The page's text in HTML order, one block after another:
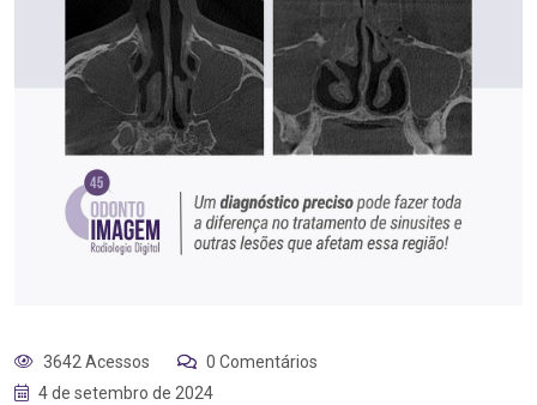
3642 Acessos
0 Comentários
4 de setembro de 2024